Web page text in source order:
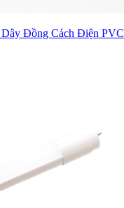
Đồng Cách Điện PVC